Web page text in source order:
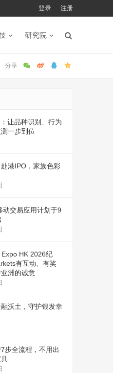
登录 注册
研究院
让品种识别、行为
一步到位
港IPO，家族色彩
动交易应用计划于9
HK 2026纪
有互动、有奖
洲的诚意
沃土，守护银发幸
步全流程，不用出